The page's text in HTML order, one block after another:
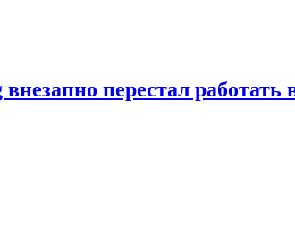
перестал работать